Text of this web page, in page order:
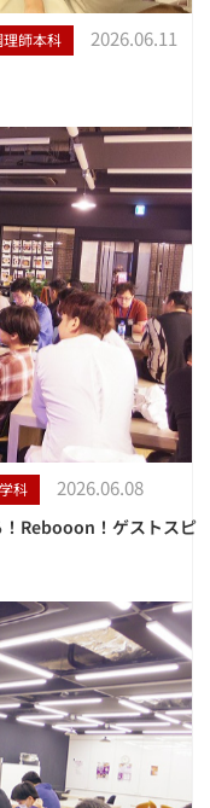
理師本科 2026.06.11
科 2026.06.08
！Rebooon！ゲストスピ